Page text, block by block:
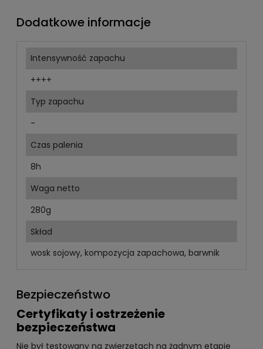
Dodatkowe informacje
Intensywność zapachu
++++
Typ zapachu
-
Czas palenia
8h
Waga netto
280g
Skład
wosk sojowy, kompozycja zapachowa, barwnik
Bezpieczeństwo
Certyfikaty i ostrzeżenie
bezpieczeństwa
Nie był testowany na zwierzętach na żadnym etapie